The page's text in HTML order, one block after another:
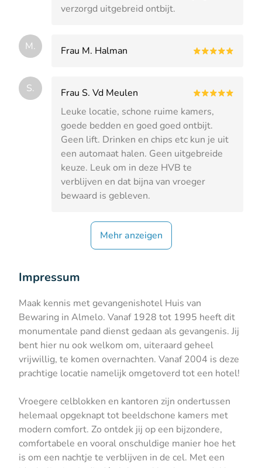
verzorgd uitgebreid ontbijt.
M. Frau M. Halman
S.
Frau S. Vd Meulen
Leuke locatie, schone ruime kamers,
goede bedden en goed goed ontbijt.
Geen lift. Drinken en chips etc kun je uit
een automaat halen. Geen uitgebreide
keuze. Leuk om in deze HVB te
verblijven en dat bijna van vroeger
bewaard is gebleven.
Mehr anzeigen
Impressum
Maak kennis met gevangenishotel Huis van
Bewaring in Almelo. Vanaf 1928 tot 1995 heeft dit
monumentale pand dienst gedaan als gevangenis. Jij
bent hier nu ook welkom om, uiteraard geheel
vrijwillig, te komen overnachten. Vanaf 2004 is deze
prachtige locatie namelijk omgetoverd tot een hotel!
Vroegere celblokken en kantoren zijn ondertussen
helemaal opgeknapt tot beeldschone kamers met
modern comfort. Zo ontdek jij op een bijzondere,
comfortabele en vooral onschuldige manier hoe het
is om een nachtje te verblijven in de cel. Met een